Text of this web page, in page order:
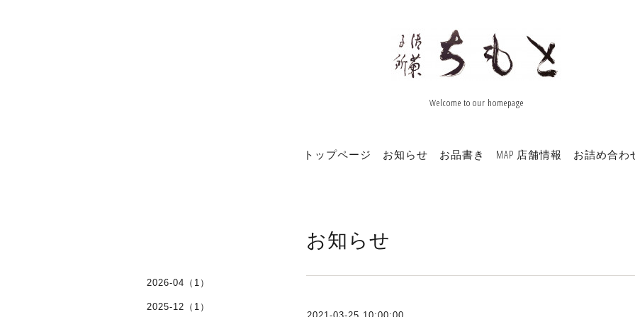
Welcome to our homepage
トップページ お知らせ お品書き MAP 店舗情報 お詰め合わ
お知らせ
2026-04（1）
2025-12（1）